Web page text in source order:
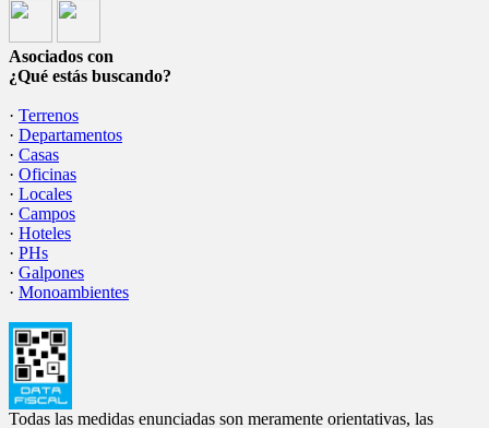
Asociados con
¿Qué estás buscando?
· Terrenos
· Departamentos
· Casas
· Oficinas
· Locales
· Campos
· Hoteles
· PHs
· Galpones
· Monoambientes
Todas las medidas enunciadas son meramente orientativas, las